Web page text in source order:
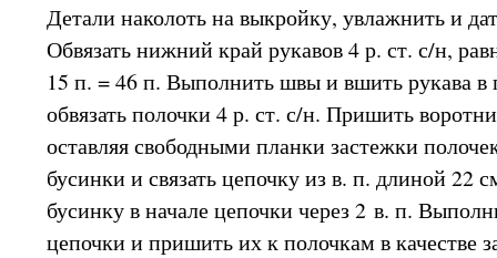
Детали наколоть на выкройку, увлажнить и
Обвязать нижний край рукавов 4 р. ст. с/н,
15 п. = 46 п. Выполнить швы и вшить рукава
обвязать полочки 4 р. ст. с/н. Пришить
оставляя свободными планки застежки
бусинки и связать цепочку из в. п. длиной 22
бусинку в начале цепочки через 2 в. п.
цепочки и пришить их к полочкам в качестве